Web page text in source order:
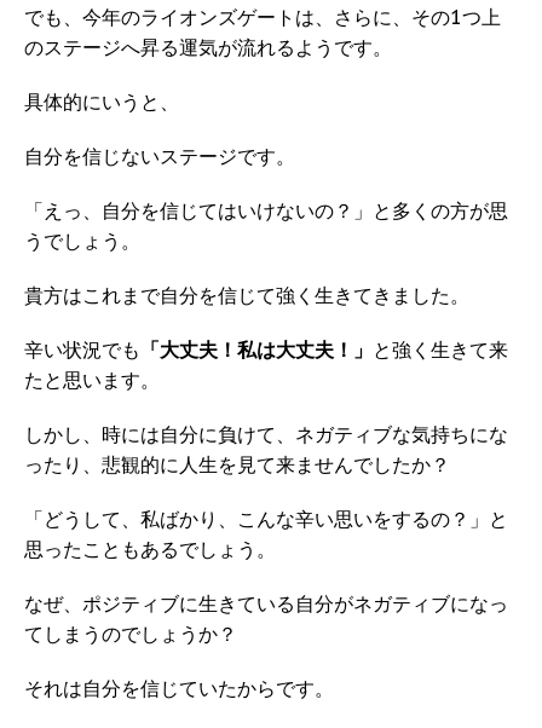
でも、今年のライオンズゲートは、さらに、その1つ上
のステージへ昇る運気が流れるようです。
具体的にいうと、
自分を信じないステージです。
「えっ、自分を信じてはいけないの？」と多くの方が思
うでしょう。
貴方はこれまで自分を信じて強く生きてきました。
辛い状況でも 「大丈夫！私は大丈夫！」 と強く生きて来
たと思います。
しかし、時には自分に負けて、ネガティブな気持ちにな
ったり、悲観的に人生を見て来ませんでしたか？
「どうして、私ばかり、こんな辛い思いをするの？」と
思ったこともあるでしょう。
なぜ、ポジティブに生きている自分がネガティブになっ
てしまうのでしょうか？
それは自分を信じていたからです。